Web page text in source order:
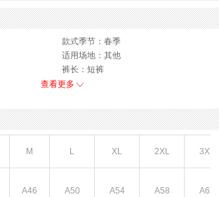
款式季节：春季
适用场地：其他
裤长：短裤
版型：标准
渠道划分：线下同步
面料材质：聚酯纤维
主要功能：其他
查看更多
M L XL 2XL 3XL
A46 A50 A54 A58 A62